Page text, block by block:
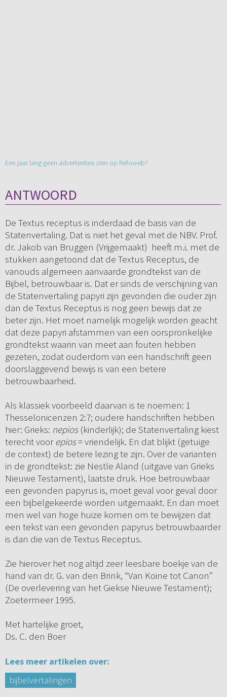
Een jaar lang geen advertenties zien op Refoweb?
ANTWOORD
De Textus receptus is inderdaad de basis van de
Statenvertaling. Dat is niet het geval met de NBV. Prof.
dr. Jakob van Bruggen (Vrijgemaakt) heeft m.i. met de
stukken aangetoond dat de Textus Receptus, de
vanouds algemeen aanvaarde grondtekst van de
Bijbel, betrouwbaar is. Dat er sinds de verschijning van
de Statenvertaling papyri zijn gevonden die ouder zijn
dan de Textus Receptus is nog geen bewijs dat ze
beter zijn. Het moet namelijk mogelijk worden geacht
dat deze papyri afstammen van een oorspronkelijke
grondtekst waarin van meet aan fouten hebben
gezeten, zodat ouderdom van een handschrift geen
doorslaggevend bewijs is van een betere
betrouwbaarheid.
Als klassiek voorbeeld daarvan is te noemen: 1
Thesselonicenzen 2:7; oudere handschriften hebben
hier: Grieks: nepios(kinderlijk); de Statenvertaling kiest
terecht voor epios= vriendelijk. En dat blijkt (getuige
de context) de betere lezing te zijn. Over de varianten
in de grondtekst: zie Nestle Aland (uitgave van Grieks
Nieuwe Testament), laatste druk. Hoe betrouwbaar
een gevonden papyrus is, moet geval voor geval door
een bijbelgekeerde worden uitgemaakt. En dan moet
men wel van hoge huize komen om te bewijzen dat
een tekst van een gevonden papyrus betrouwbaarder
is dan die van de Textus Receptus.
Zie hierover het nog altijd zeer leesbare boekje van de
hand van dr. G. van den Brink, “Van Koine tot Canon”
(De overlevering van het Giekse Nieuwe Testament);
Zoetermeer 1995.
Met hartelijke groet,
Ds. C. den Boer
Lees meer artikelen over:
bijbelvertalingen